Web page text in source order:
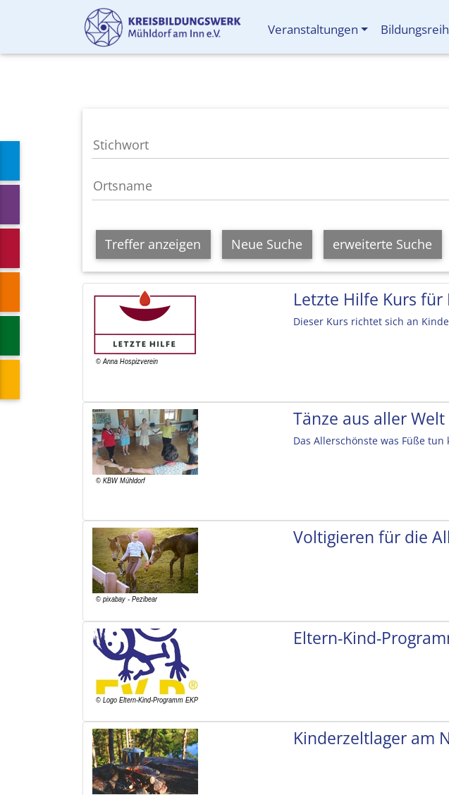
Veranstaltungen
Treffer anzeigen Neue Suche erweiterte Suche
Letzte Hilfe Kurs für
Dieser Kurs richtet sich an
Tänze aus aller Welt
Das Allerschönste was Füße
Voltigieren für die
Eltern-Kind-
Kinderzeltlager am